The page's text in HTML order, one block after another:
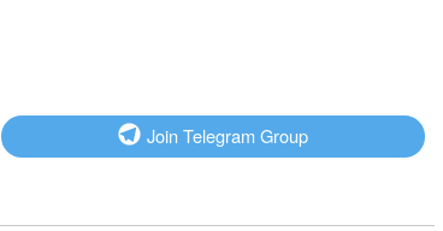
Join Telegram Group